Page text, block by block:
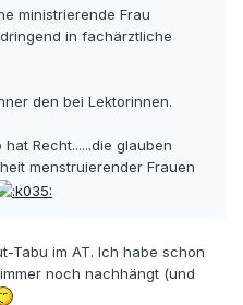
ministrierende Frau
in fachärztliche
den bei Lektorinnen.
Recht......die glauben
menstruierender Frauen
Tabu im AT. Ich habe schon
noch nachhängt (und